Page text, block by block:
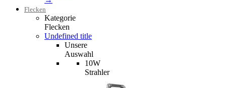
Flecken
Kategorie
Flecken
Undefined title
Unsere
Auswahl
10W
Strahler